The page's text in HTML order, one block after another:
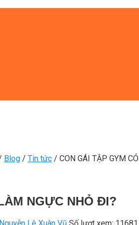
Blog / Tin tức / CON GÁI TẬP GYM
NGỰC NHỎ ĐI?